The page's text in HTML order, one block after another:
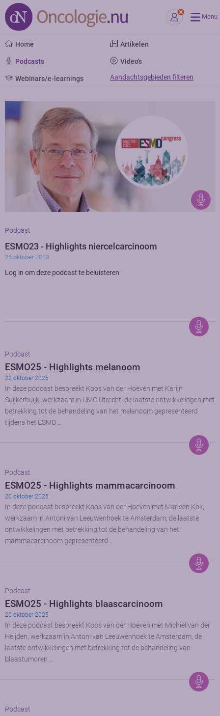
Menu
Home Artikelen
Podcasts Video's
Webinars/e-learnings Aandachtsgebieden filteren
Podcast
ESMO23 - Highlights niercelcarcinoom
26 oktober 2023
Log in om deze podcast te beluisteren
Podcast
ESMO25 - Highlights melanoom
22 oktober 2025
In deze podcast bespreekt Koos van der Hoeven met Karijn
Suijkerbuijk, werkzaam in UMC Utrecht, de laatste ontwikkelingen met
betrekking tot de behandeling van het melanoom gepresenteerd
tijdens het ESMO …
Podcast
ESMO25 - Highlights mammacarcinoom
20 oktober 2025
In deze podcast bespreekt Koos van der Hoeven met Marleen Kok,
werkzaam in Antoni van Leeuwenhoek te Amsterdam, de laatste
ontwikkelingen met betrekking tot de behandeling van het
mammacarcinoom gepresenteerd …
Podcast
ESMO25 - Highlights blaascarcinoom
20 oktober 2025
In deze podcast bespreekt Koos van der Hoeven met Michiel van der
Heijden, werkzaam in Antoni van Leeuwenhoek te Amsterdam, de
laatste ontwikkelingen met betrekking tot de behandeling van
blaastumoren …
Podcast